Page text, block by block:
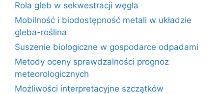
Rola gleb w sekwestracji węgla
Mobilność i biodostępność metali w układzie
gleba-roślina
Suszenie biologiczne w gospodarce odpadami
Metody oceny sprawdzalności prognoz
meteorologicznych
Możliwości interpretacyjne szczątków